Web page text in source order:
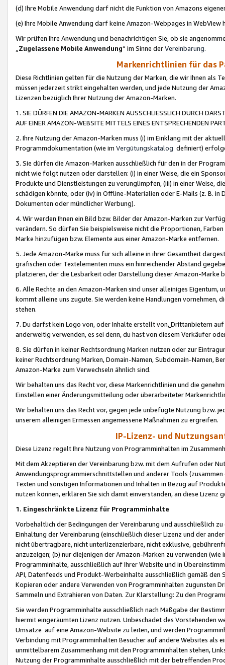
(d) Ihre Mobile Anwendung darf nicht die Funktion von Amazons
(e) Ihre Mobile Anwendung darf keine Amazon-Webpages in WebView
Wir prüfen Ihre Anwendung und benachrichtigen Sie, ob sie
„Zugelassene Mobile Anwendung“ im Sinne derVereinbarung.
Markenrichtlinien für das
Diese Richtlinien gelten für die Nutzung der Marken, die wir Ihnen als
müssen jederzeit strikt eingehalten werden, und jede Nutzung der
Lizenzen bezüglich Ihrer Nutzung der Amazon-Marken.
1. SIE DÜRFEN DIE AMAZON-MARKEN AUSSCHLIESSLICH DURCH
AUF EINER AMAZON-WEBSITE MITTELS EINES ENTSPRECHENDEN
2. Ihre Nutzung der Amazon-Marken muss (i) im Einklang mit der
Programmdokumentation (wie im Vergütungskatalog definiert)
3. Sie dürfen die Amazon-Marken ausschließlich für den in der
nicht wie folgt nutzen oder darstellen: (i) in einer Weise, die ein
Produkte und Dienstleistungen zu verunglimpfen, (iii) in einer Weise,
schädigen könnte, oder (iv) in Offline-Materialien oder E-Mails (z. B. in
Dokumenten oder mündlicher Werbung).
4. Wir werden Ihnen ein Bild bzw. Bilder der Amazon-Marken zur
verändern. So dürfen Sie beispielsweise nicht die Proportionen,
Marke hinzufügen bzw. Elemente aus einer Amazon-Marke entfernen.
5. Jede Amazon-Marke muss für sich alleine in ihrer Gesamtheit
grafischen oder Textelementen muss ein hinreichender Abstand
platzieren, der die Lesbarkeit oder Darstellung dieser Amazon-Marke
6. Alle Rechte an den Amazon-Marken sind unser alleiniges
kommt alleine uns zugute. Sie werden keine Handlungen vornehmen,
stehen.
7. Du darfst kein Logo von, oder Inhalte erstellt von,Drittanbietern auf
anderweitig verwenden, es sei denn, du hast von diesem Verkäufer
8. Sie dürfen in keiner Rechtsordnung Marken nutzen oder zur
keiner Rechtsordnung Marken, Domain-Namen, Subdomain-Namen,
Amazon-Marke zum Verwechseln ähnlich sind.
Wir behalten uns das Recht vor, diese Markenrichtlinien und die
Einstellen einer Änderungsmitteilung oder überarbeiteter
Wir behalten uns das Recht vor, gegen jede unbefugte Nutzung bzw.
unserem alleinigen Ermessen angemessene Maßnahmen zu ergreifen.
IP-Lizenz- und
Diese Lizenz regelt Ihre Nutzung von Programminhalten im
Mit dem Akzeptieren der Vereinbarung bzw. mit dem Aufrufen oder
Anwendungsprogrammierschnittstellen und anderer Tools (zusammen
Texten und sonstigen Informationen und Inhalten in Bezug auf
nutzen können, erklären Sie sich damit einverstanden, an diese Lizenz
1. Eingeschränkte Lizenz für Programminhalte
Vorbehaltlich der Bedingungen der Vereinbarung und ausschließlich
Einhaltung der Vereinbarung (einschließlich dieser Lizenz und der
nicht übertragbare, nicht unterlizenzierbare, nicht exklusive,
anzuzeigen; (b) nur diejenigen der Amazon-Marken zu verwenden
Programminhalte, ausschließlich auf Ihrer Website und in
API, Datenfeeds und Produkt-Werbeinhalte ausschließlich gemäß
Kopieren oder andere Verwenden von Programminhalten zugunsten
Sammeln und Extrahieren von Daten. Zur Klarstellung: Zu den
Sie werden Programminhalte ausschließlich nach Maßgabe der
hiermit eingeräumten Lizenz nutzen. Unbeschadet des Vorstehenden
Umsätze auf eine Amazon-Website zu leiten, und werden
Verbindung mit Programminhalten Besucher auf andere Websites als
unmittelbarem Zusammenhang mit den Programminhalten stehen,
Nutzung der Programminhalte ausschließlich mit der betreffenden